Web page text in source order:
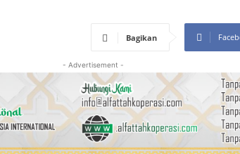
Bagikan
- Advertisement -